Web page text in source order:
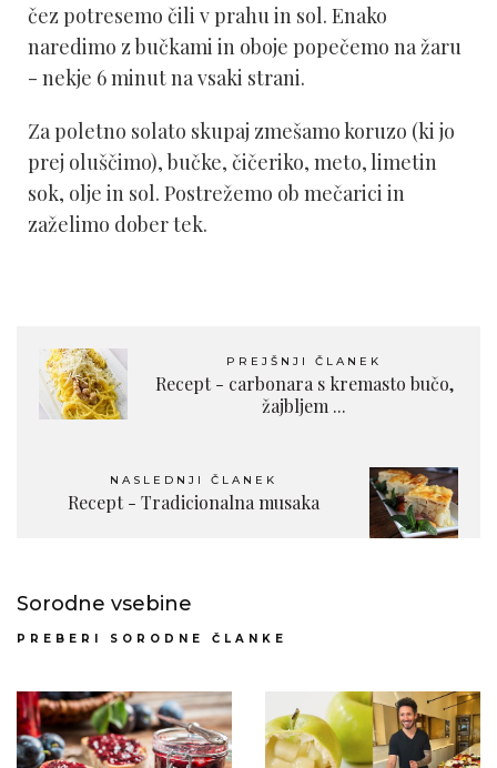
čez potresemo čili v prahu in sol. Enako
naredimo z bučkami in oboje popečemo na žaru
- nekje 6 minut na vsaki strani.
Za poletno solato skupaj zmešamo koruzo (ki jo
prej oluščimo), bučke, čičeriko, meto, limetin
sok, olje in sol. Postrežemo ob mečarici in
zaželimo dober tek.
PREJŠNJI ČLANEK
Recept - carbonara s kremasto bučo,
žajbljem ...
NASLEDNJI ČLANEK
Recept - Tradicionalna musaka
Sorodne vsebine
PREBERI SORODNE ČLANKE